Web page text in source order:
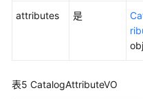
数
attributes 是
表5 CatalogAttributeVO